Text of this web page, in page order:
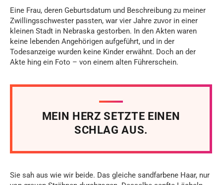
Eine Frau, deren Geburtsdatum und Beschreibung zu meiner
Zwillingsschwester passten, war vier Jahre zuvor in einer
kleinen Stadt in Nebraska gestorben. In den Akten waren
keine lebenden Angehörigen aufgeführt, und in der
Todesanzeige wurden keine Kinder erwähnt. Doch an der
Akte hing ein Foto – von einem alten Führerschein.
MEIN HERZ SETZTE EINEN
SCHLAG AUS.
Sie sah aus wie wir beide. Das gleiche sandfarbene Haar, nur